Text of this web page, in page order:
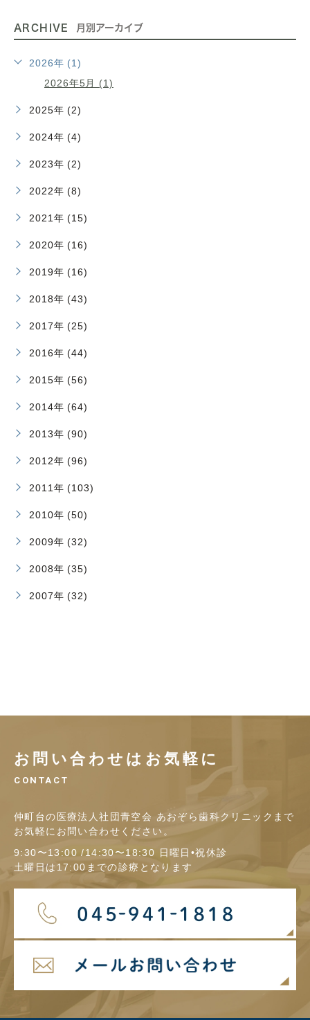
ARCHIVE 月別アーカイブ
2026年 (1)
2026年5月 (1)
2025年 (2)
2024年 (4)
2023年 (2)
2022年 (8)
2021年 (15)
2020年 (16)
2019年 (16)
2018年 (43)
2017年 (25)
2016年 (44)
2015年 (56)
2014年 (64)
2013年 (90)
2012年 (96)
2011年 (103)
2010年 (50)
2009年 (32)
2008年 (35)
2007年 (32)
お問い合わせはお気軽に
CONTACT
仲町台の医療法人社団青空会 あおぞら歯科クリニックまで
お気軽にお問い合わせください。
9:30〜13:00 /14:30〜18:30 日曜日•祝休診
土曜日は17:00までの診療となります